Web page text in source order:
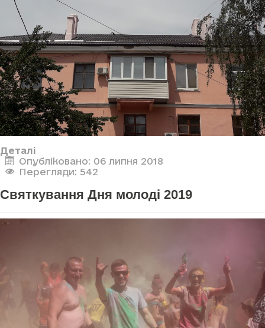
Деталі
Опубліковано: 06 липня 2018
Перегляди: 542
Святкування Дня молоді 2019